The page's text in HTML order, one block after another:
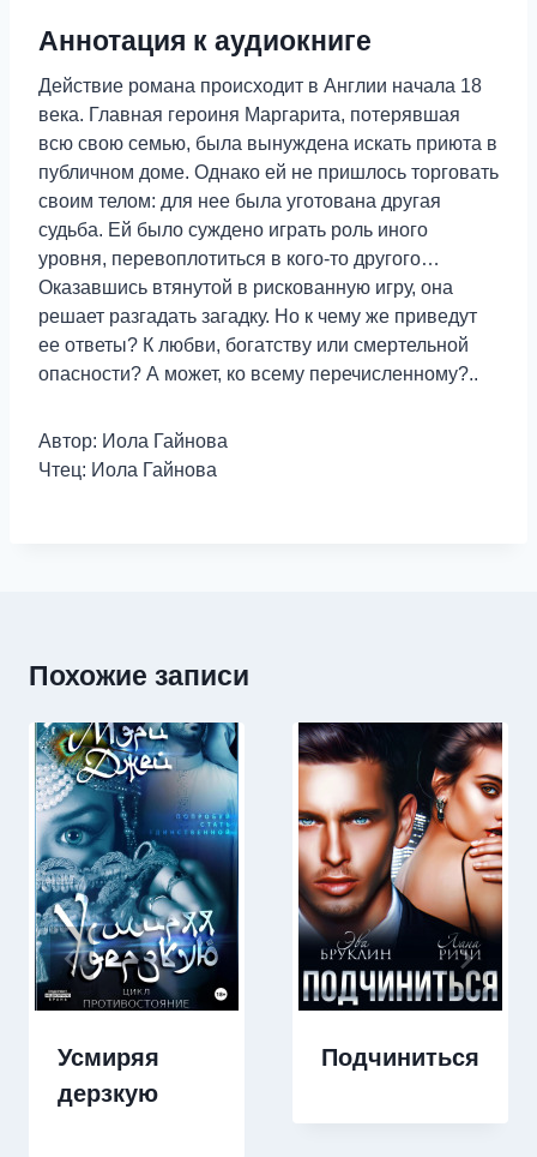
Аннотация к аудиокниге
Действие романа происходит в Англии начала 18
века. Главная героиня Маргарита, потерявшая
всю свою семью, была вынуждена искать приюта в
публичном доме. Однако ей не пришлось торговать
своим телом: для нее была уготована другая
судьба. Ей было суждено играть роль иного
уровня, перевоплотиться в кого-то другого…
Оказавшись втянутой в рискованную игру, она
решает разгадать загадку. Но к чему же приведут
ее ответы? К любви, богатству или смертельной
опасности? А может, ко всему перечисленному?..
Автор: Иола Гайнова
Чтец: Иола Гайнова
Похожие записи
Усмиряя
дерзкую
Подчиниться